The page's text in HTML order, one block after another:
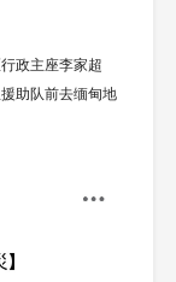
政主座李家超
助队前去缅甸地